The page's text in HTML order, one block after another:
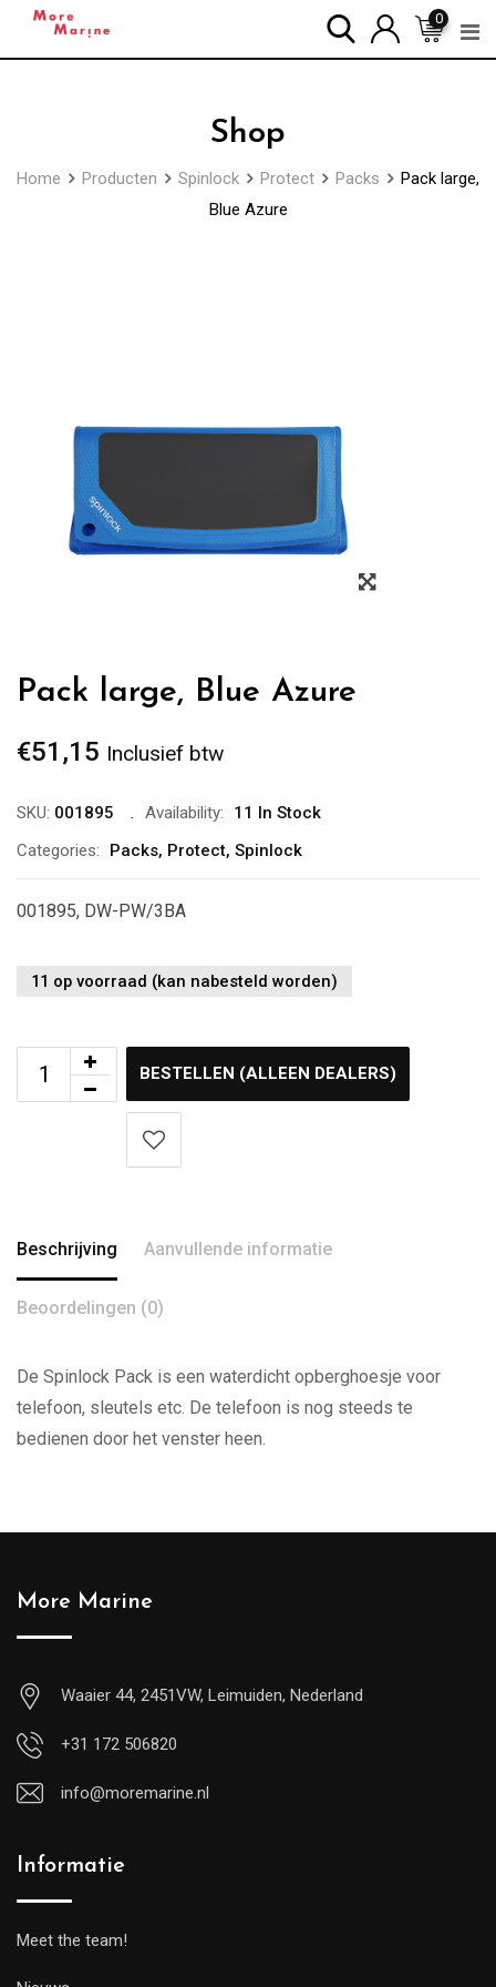
0
Shop
Home Producten Spinlock Protect Packs
Pack large,
Blue Azure
Zoom
Pack large, Blue Azure
€51,15 Inclusief btw
SKU: 001895 Availability:
11 In Stock
Categories:
Packs, Protect, Spinlock
001895, DW-PW/3BA
11 op voorraad (kan nabesteld worden)
BESTELLEN (ALLEEN DEALERS)
Beschrijving Aanvullende informatie
Beoordelingen (0)
De Spinlock Pack is een waterdicht opberghoesje voor
telefoon, sleutels etc. De telefoon is nog steeds te
bedienen door het venster heen.
More Marine
Waaier 44, 2451VW, Leimuiden, Nederland
+31 172 506820
info@moremarine.nl
Informatie
Meet the team!